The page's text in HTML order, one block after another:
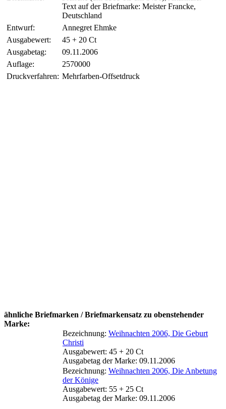
Text auf der Briefmarke: Meister Francke,
Deutschland
Entwurf:
Annegret Ehmke
Ausgabewert:
45 + 20 Ct
Ausgabetag:
09.11.2006
Auflage:
2570000
Druckverfahren: Mehrfarben-Offsetdruck
ähnliche Briefmarken / Briefmarkensatz zu obenstehender
Marke:
Bezeichnung: Weihnachten 2006, Die Geburt
Christi
Ausgabewert: 45 + 20 Ct
Ausgabetag der Marke: 09.11.2006
Bezeichnung: Weihnachten 2006, Die Anbetung
der Könige
Ausgabewert: 55 + 25 Ct
Ausgabetag der Marke: 09.11.2006